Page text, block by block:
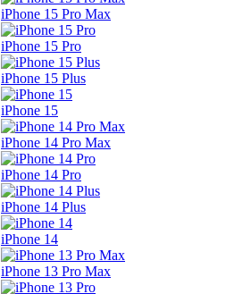
iPhone 15 Pro Max
iPhone 15 Pro
iPhone 15 Plus
iPhone 15
iPhone 14 Pro Max
iPhone 14 Pro
iPhone 14 Plus
iPhone 14
iPhone 13 Pro Max